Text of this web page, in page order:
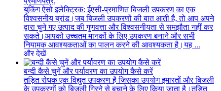
यूकिंग ऐसो इलेक्ट्रिक: ईएसी-प्रमाणित बिजली उपकरण का एक
विश्वसनीय ब्रांड।जब बिजली उपकरणों की बात आती है, तो आप अपने
द्वारा चुने गए उत्पाद की गुणवत्ता और विश्वसनीयता से समझौता नहीं कर
सकते।आपको उच्चतम मानकों के लिए उपकरण बनाने और सभी
नियामक आवश्यकताओं का पालन करने की आवश्यकता है।यह ...
और देखें
बन्दी कैसे चुनें और पर्यावरण का उपयोग कैसे करें
तड़ित रोधक एक विद्युत उपकरण है जिसका उपयोग इमारतों और बिजली
के उपकरणों को बिजली गिरने से बचाने के लिए किया जाता है।तड़ित